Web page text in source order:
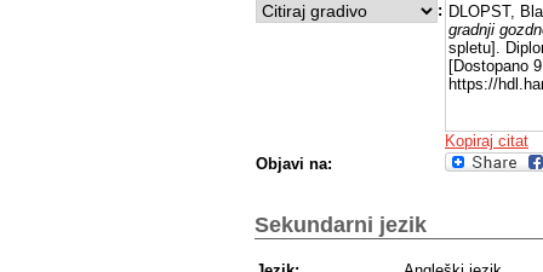
: DLOPST,
gradnji
spletu].
[Dostopano
https://
Kopiraj citat
Objavi na:
Sekundarni jezik